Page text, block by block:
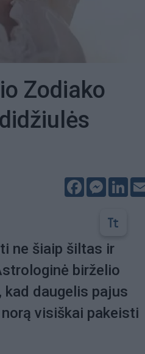
Zodiako
Facebook
ne šiaip šiltas ir
birželio
daugelis pajus
visiškai pakeisti